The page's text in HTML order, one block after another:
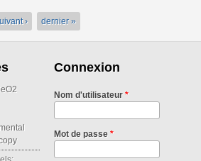
› dernier »
Connexion
Nom d'utilisateur *
Mot de passe *